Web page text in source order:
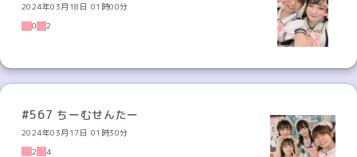
2024年03月18日 01時00分
0
2
#567 ちーむせんたー
2024年03月17日 01時30分
2
4